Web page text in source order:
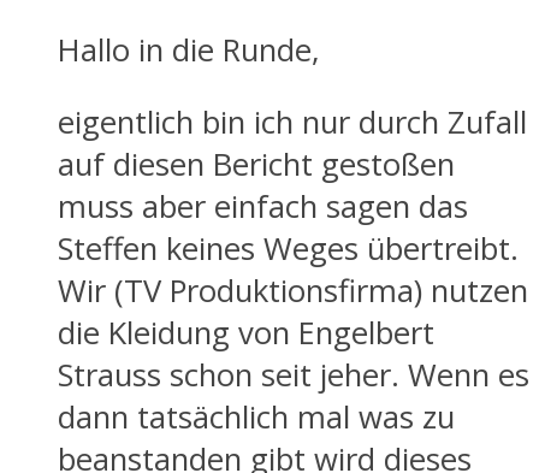
Hallo in die Runde,
eigentlich bin ich nur durch Zufall
auf diesen Bericht gestoßen
muss aber einfach sagen das
Steffen keines Weges übertreibt.
Wir (TV Produktionsfirma) nutzen
die Kleidung von Engelbert
Strauss schon seit jeher. Wenn es
dann tatsächlich mal was zu
beanstanden gibt wird dieses